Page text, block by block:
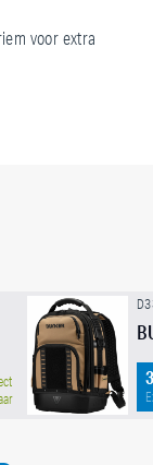
voor extra